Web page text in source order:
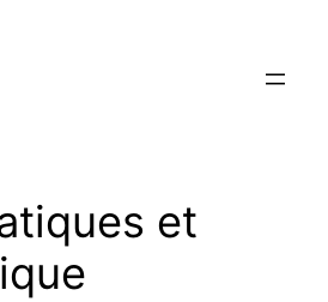
et